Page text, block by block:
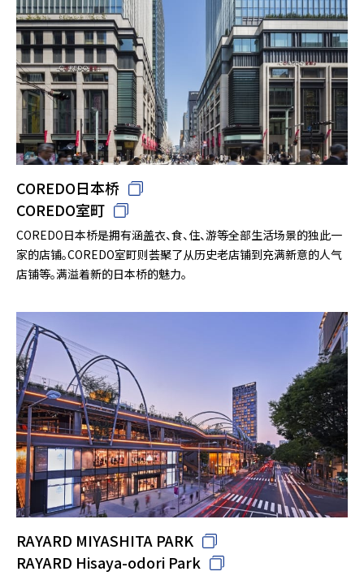
COREDO日本桥
COREDO室町
COREDO日本桥是拥有涵盖衣、食、住、游等全部生活场景的独此一
家的店铺。COREDO室町则荟聚了从历史老店铺到充满新意的人气
店铺等。满溢着新的日本桥的魅力。
RAYARD MIYASHITA PARK
RAYARD Hisaya-odori Park